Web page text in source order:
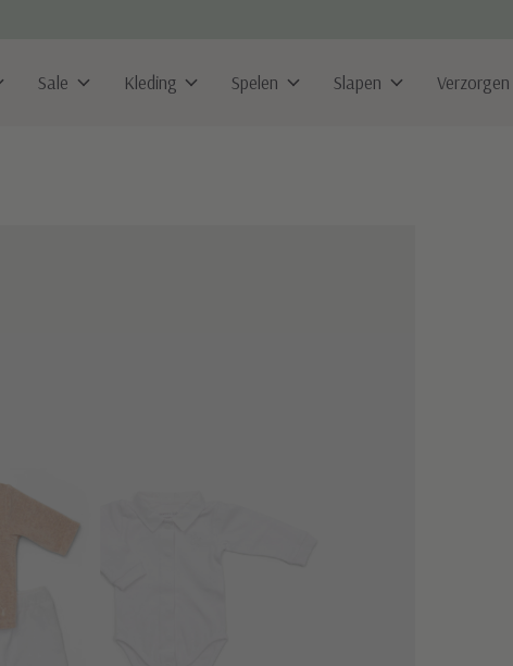
Sale Kleding Spelen Slapen Verzorgen